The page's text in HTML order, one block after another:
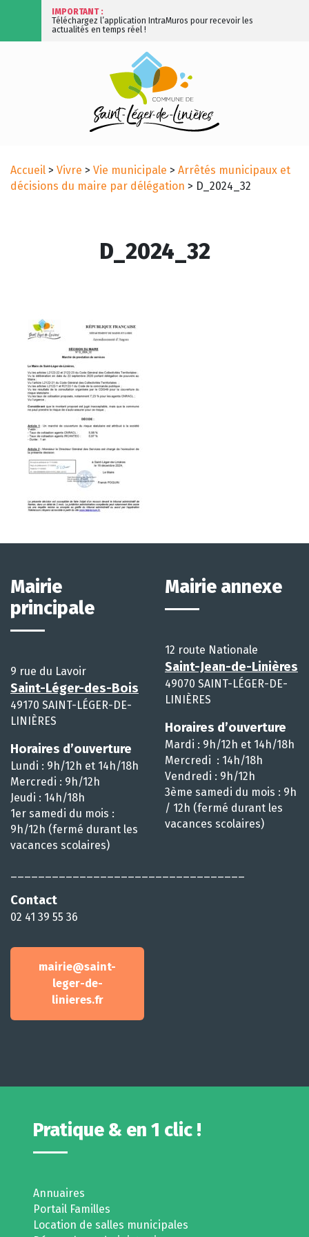
IMPORTANT :
Téléchargez l’application IntraMuros pour recevoir les
actualités en temps réel !
Accueil > Vivre > Vie municipale > Arrêtés municipaux et
décisions du maire par délégation > D_2024_32
D_2024_32
Mairie
principale
9 rue du Lavoir
Saint-Léger-des-Bois
49170 SAINT-LÉGER-DE-
LINIÈRES
Horaires d’ouverture
Lundi : 9h/12h et 14h/18h
Mercredi : 9h/12h
Jeudi : 14h/18h
1er samedi du mois :
9h/12h (fermé durant les
vacances scolaires)
Contact
02 41 39 55 36
mairie@saint-
leger-de-
linieres.fr
Mairie annexe
12 route Nationale
Saint-Jean-de-Linières
49070 SAINT-LÉGER-DE-
LINIÈRES
Horaires d’ouverture
Mardi : 9h/12h et 14h/18h
Mercredi : 14h/18h
Vendredi : 9h/12h
3ème samedi du mois : 9h
/ 12h (fermé durant les
vacances scolaires)
Pratique & en 1 clic !
Annuaires
Portail Familles
Location de salles municipales